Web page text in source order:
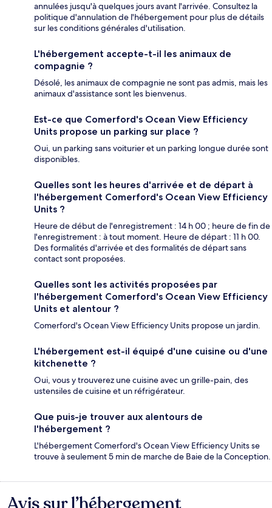
annulées jusqu'à quelques jours avant l'arrivée. Consultez la
politique d'annulation de l'hébergement pour plus de détails
sur les conditions générales d'utilisation.
L'hébergement accepte-t-il les animaux de
compagnie ?
Désolé, les animaux de compagnie ne sont pas admis, mais les
animaux d'assistance sont les bienvenus.
Est-ce que Comerford's Ocean View Efficiency
Units propose un parking sur place ?
Oui, un parking sans voiturier et un parking longue durée sont
disponibles.
Quelles sont les heures d'arrivée et de départ à
l'hébergement Comerford's Ocean View Efficiency
Units ?
Heure de début de l'enregistrement : 14 h 00 ; heure de fin de
l'enregistrement : à tout moment. Heure de départ : 11 h 00.
Des formalités d'arrivée et des formalités de départ sans
contact sont proposées.
Quelles sont les activités proposées par
l'hébergement Comerford's Ocean View Efficiency
Units et alentour ?
Comerford's Ocean View Efficiency Units propose un jardin.
L'hébergement est-il équipé d'une cuisine ou d'une
kitchenette ?
Oui, vous y trouverez une cuisine avec un grille-pain, des
ustensiles de cuisine et un réfrigérateur.
Que puis-je trouver aux alentours de
l'hébergement ?
L'hébergement Comerford's Ocean View Efficiency Units se
trouve à seulement 5 min de marche de Baie de la Conception.
Avis